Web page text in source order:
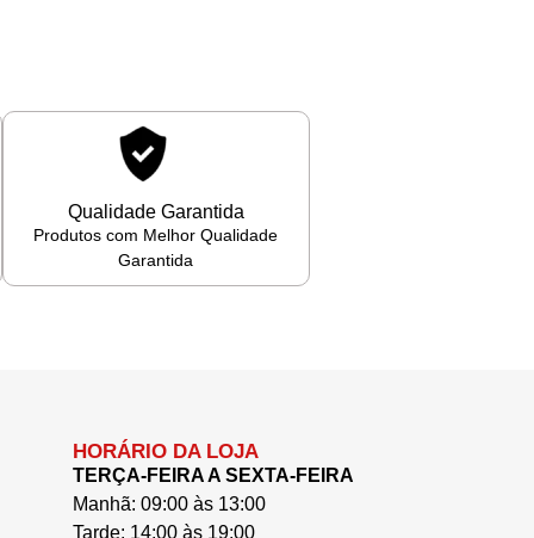
Qualidade Garantida
Produtos com Melhor Qualidade
Garantida
HORÁRIO DA LOJA
TERÇA-FEIRA A SEXTA-FEIRA
Manhã: 09:00 às 13:00
Tarde: 14:00 às 19:00